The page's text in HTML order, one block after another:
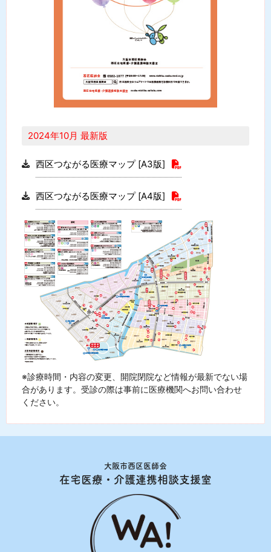
2024年10月 最新版
西区つながる医療マップ [A3版]
西区つながる医療マップ [A4版]
※診療時間・内容の変更、開院閉院など情報が最新でない場
合があります。受診の際は事前に医療機関へお問い合わせ
ください。
大阪市西区医師会
在宅医療・介護連携相談支援室